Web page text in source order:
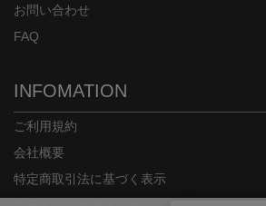
お問い合わせ
FAQ
INFOMATION
ご利用規約
会社概要
特定商取引法に基づく表示